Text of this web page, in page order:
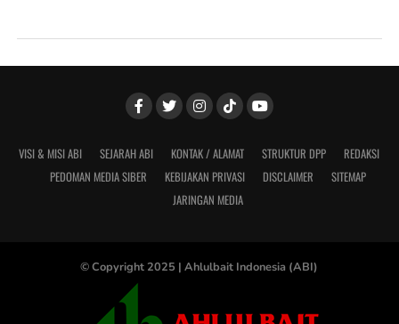
VISI & MISI ABI SEJARAH ABI KONTAK / ALAMAT STRUKTUR DPP
REDAKSI
PEDOMAN MEDIA SIBER
KEBIJAKAN PRIVASI DISCLAIMER
SITEMAP
JARINGAN MEDIA
© Copyright 2025 | Ahlulbait Indonesia (ABI)